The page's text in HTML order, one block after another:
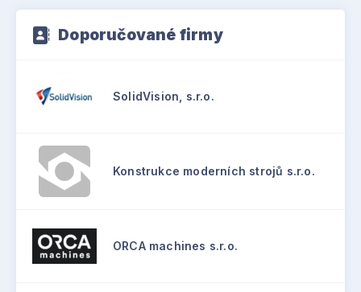
Doporučované firmy
SolidVision, s.r.o.
Konstrukce moderních strojů s.r.o.
ORCA machines s.r.o.